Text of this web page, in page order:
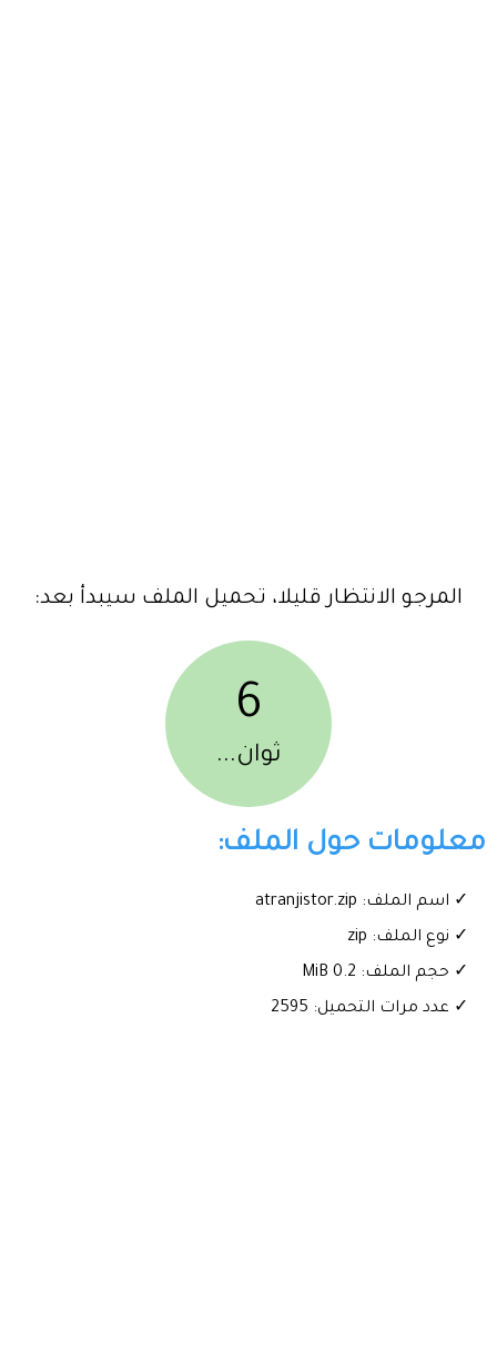
المرجو الانتظار قليلا، تحميل الملف سيبدأ بعد:
6
ثوان...
معلومات حول الملف:
✓ اسم الملف: atranjistor.zip
✓ نوع الملف: zip
✓ حجم الملف: 0.2 MiB
✓ عدد مرات التحميل: 2595